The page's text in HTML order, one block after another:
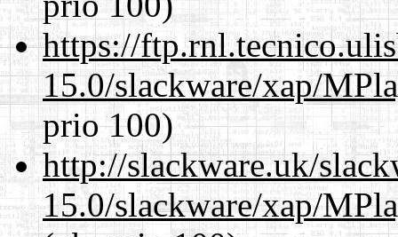
https://
15.0/slackware/xap/
prio 100)
http://slackware.uk/
15.0/slackware/xap/